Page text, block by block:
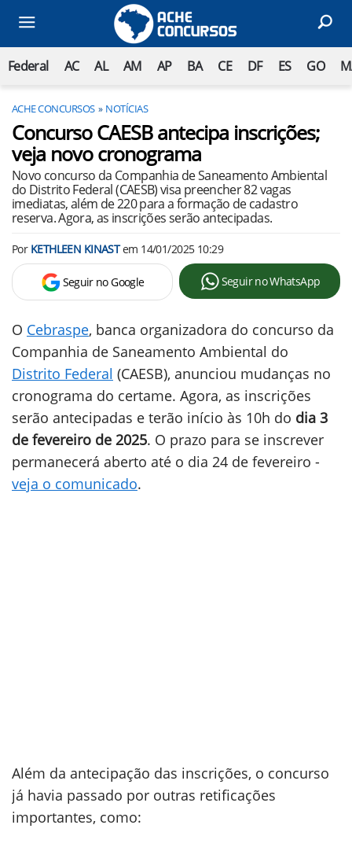
Federal AC AL AM AP BA CE DF ES GO
ACHE CONCURSOS NOTÍCIAS
Concurso CAESB antecipa inscrições;
veja novo cronograma
Novo concurso da Companhia de Saneamento Ambiental
do Distrito Federal (CAESB) visa preencher 82 vagas
imediatas, além de 220 para a formação de cadastro
reserva. Agora, as inscrições serão antecipadas.
Por KETHLEEN KINASTem 14/01/2025 10:29
Seguir no Google Seguir no WhatsApp
O Cebraspe, banca organizadora do concurso da
Companhia de Saneamento Ambiental do
Distrito Federal (CAESB), anunciou mudanças no
cronograma do certame. Agora, as inscrições
serão antecipadas e terão início às 10h do dia 3
de fevereiro de 2025. O prazo para se inscrever
permanecerá aberto até o dia 24 de fevereiro -
veja o comunicado.
Além da antecipação das inscrições, o concurso
já havia passado por outras retificações
importantes, como: